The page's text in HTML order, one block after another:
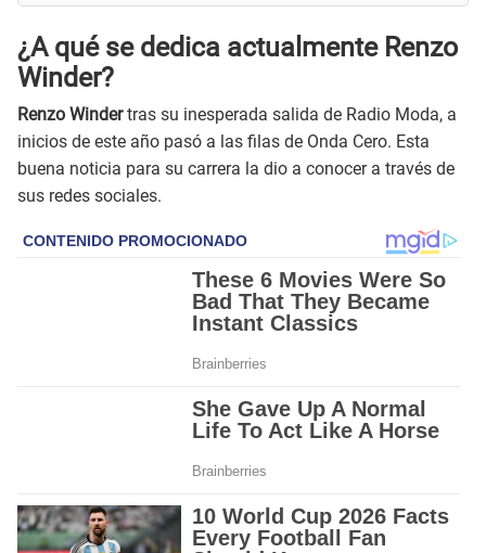
¿A qué se dedica actualmente Renzo
Winder?
Renzo Windertras su inesperada salida de Radio Moda, a
inicios de este año pasó a las filas de Onda Cero. Esta
buena noticia para su carrera la dio a conocer a través de
sus redes sociales.